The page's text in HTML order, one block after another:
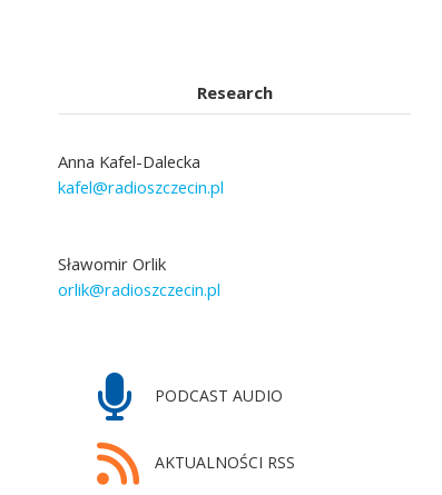
Research
Anna Kafel-Dalecka
kafel@radioszczecin.pl
Sławomir Orlik
orlik@radioszczecin.pl
PODCAST AUDIO
AKTUALNOŚCI RSS